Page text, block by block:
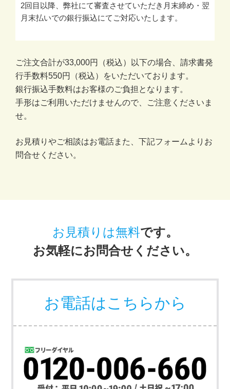
2回目以降、弊社にて審査させていただき月末締め・翌
月末払いでの銀行振込にてご対応いたします。
ご注文合計が33,000円（税込）以下の場合、請求書発
行手数料550円（税込）をいただいております。
銀行振込手数料はお客様のご負担となります。
手形はご利用いただけませんので、ご注意くださいま
せ。
お見積りやご相談はお電話また、下記フォームよりお
問合せください。
お見積りは無料です。
お気軽にお問合せください。
お電話はこちらから